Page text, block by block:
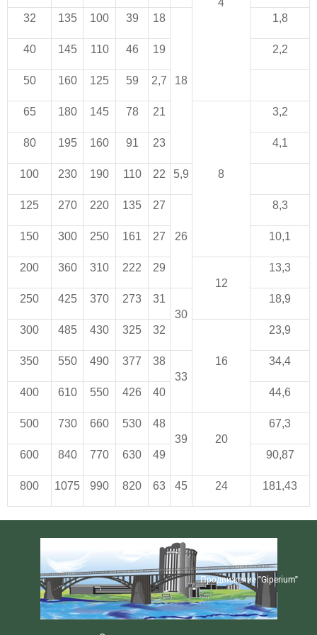
32
135 100 39 18
18
1,8
40 145 110 46 19 2,2
50 160 125 59 2,7
65 180 145 78 21
8
3,2
80 195 160 91 23 4,1
100 230 190 110 22 5,9
125 270 220 135 27
26
8,3
150 300 250 161 27 10,1
200 360 310 222
29
12
13,3
250 425 370 273
31
30
18,9
300 485 430 325 32
16
23,9
350 550 490 377
38
33
34,4
400 610 550 426 40 44,6
500 730 660 530
48
39
20
67,3
600 840 770 630 49 90,87
800 1075 990 820 63 45 24 181,43
Продвижение "Giperium"